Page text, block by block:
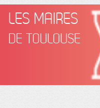
LES MAIRES
DE TOULOUSE